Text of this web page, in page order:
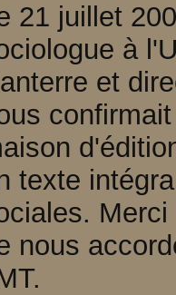
21 juillet
à
et
texte
nous